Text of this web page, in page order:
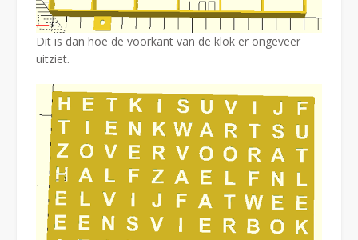
Dit is dan hoe de voorkant van de klok er ongeveer
uitziet.